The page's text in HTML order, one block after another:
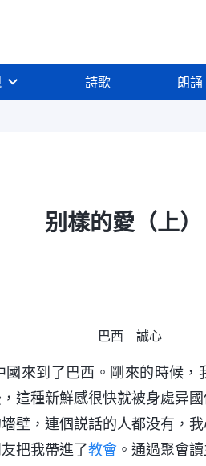
詩歌 朗誦
别樣的愛（上）
巴西 誠心
國來到了巴西。剛來的時候
這種新鮮感很快就被身處异
壁，連個説話的人都没有，
把我帶進了教會 。通過聚會